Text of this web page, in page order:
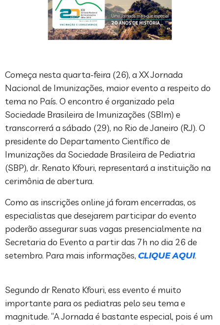
Começa nesta quarta-feira (26), a XX Jornada
Nacional de Imunizações, maior evento a respeito do
tema no País. O encontro é organizado pela
Sociedade Brasileira de Imunizações (SBIm) e
transcorrerá a sábado (29), no Rio de Janeiro (RJ). O
presidente do Departamento Científico de
Imunizações da Sociedade Brasileira de Pediatria
(SBP), dr. Renato Kfouri, representará a instituição na
cerimônia de abertura.
Como as inscrições online já foram encerradas, os
especialistas que desejarem participar do evento
poderão assegurar suas vagas presencialmente na
Secretaria do Evento a partir das 7h no dia 26 de
setembro. Para mais informações, CLIQUE AQUI.
Segundo dr Renato Kfouri, ess evento é muito
importante para os pediatras pelo seu tema e
magnitude. “A Jornada é bastante especial, pois é um